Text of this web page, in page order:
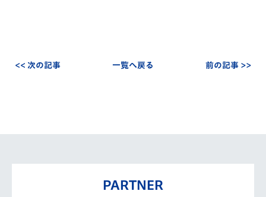
<< 次の記事 一覧へ戻る 前の記事 >>
PARTNER